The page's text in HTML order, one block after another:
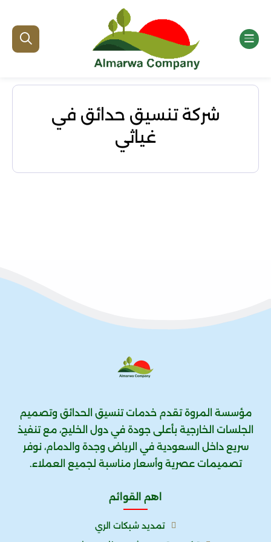
شركة تنسيق حدائق في
غياثي
مؤسسة المروة تقدم خدمات تنسيق الحدائق وتصميم
الجلسات الخارجية بأعلى جودة في دول الخليج، مع تنفيذ
سريع داخل السعودية في الرياض وجدة والدمام، نوفر
تصميمات عصرية وأسعار مناسبة لجميع العملاء.
اهم القوائم
تمديد شبكات الري